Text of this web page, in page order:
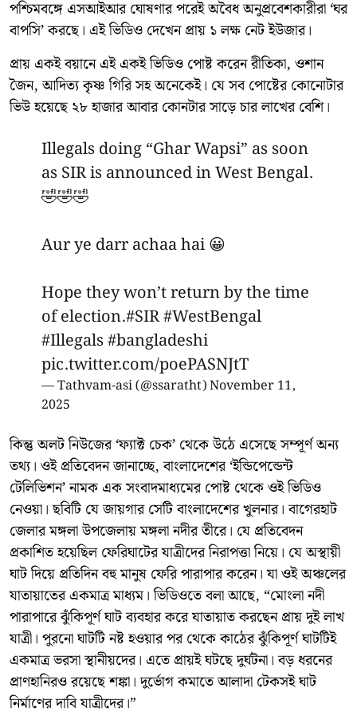
পশ্চিমবঙ্গে এসআইআর ঘোষণার পরেই অবৈধ অনুপ্রবেশকারীরা ‘ঘর
বাপসি’ করছে। এই ভিডিও দেখেন প্রায় ১ লক্ষ নেট ইউজার।
প্রায় একই বয়ানে এই একই ভিডিও পোষ্ট করেন রীতিকা, ওশান
জৈন, আদিত্য কৃষ্ণ গিরি সহ অনেকেই। যে সব পোষ্টের কোনোটার
ভিউ হয়েছে ২৮ হাজার আবার কোনটার সাড়ে চার লাখের বেশি।
Illegals doing “Ghar Wapsi” as soon
as SIR is announced in West Bengal.
🤣🤣🤣
Aur ye darr achaa hai 😀
Hope they won’t return by the time
of election.#SIR#WestBengal
#Illegals#bangladeshi
pic.twitter.com/poePASNJtT
— Tathvam-asi (@ssaratht)November 11,
2025
কিন্তু অলট নিউজের ‘ফ্যাক্ট চেক’ থেকে উঠে এসেছে সম্পূর্ণ অন্য
তথ্য। ওই প্রতিবেদন জানাচ্ছে, বাংলাদেশের ‘ইন্ডিপেন্ডেন্ট
টেলিভিশন’ নামক এক সংবাদমাধ্যমের পোষ্ট থেকে ওই ভিডিও
নেওয়া। ছবিটি যে জায়গার সেটি বাংলাদেশের খুলনার। বাগেরহাট
জেলার মঙ্গলা উপজেলায় মঙ্গলা নদীর তীরে। যে প্রতিবেদন
প্রকাশিত হয়েছিল ফেরিঘাটের যাত্রীদের নিরাপত্তা নিয়ে। যে অস্থায়ী
ঘাট দিয়ে প্রতিদিন বহু মানুষ ফেরি পারাপার করেন। যা ওই অঞ্চলের
যাতায়াতের একমাত্র মাধ্যম। ভিডিওতে বলা আছে, “মোংলা নদী
পারাপারে ঝুঁকিপূর্ণ ঘাট ব্যবহার করে যাতায়াত করছেন প্রায় দুই লাখ
যাত্রী। পুরনো ঘাটটি নষ্ট হওয়ার পর থেকে কাঠের ঝুঁকিপূর্ণ ঘাটটিই
একমাত্র ভরসা স্থানীয়দের। এতে প্রায়ই ঘটছে দুর্ঘটনা। বড় ধরনের
প্রাণহানিরও রয়েছে শঙ্কা। দুর্ভোগ কমাতে আলাদা টেকসই ঘাট
নির্মাণের দাবি যাত্রীদের।”